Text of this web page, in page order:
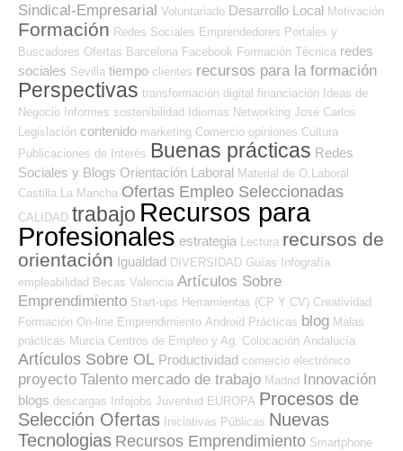
Sindical-Empresarial Voluntariado Desarrollo Local Motivación
Formación Redes Sociales Emprendedores Portales y
Buscadores Ofertas Barcelona Facebook Formación Técnica redes
sociales Sevilla tiempo clientes recursos para la formación
Perspectivas transformación digital financiación
Ideas de
Negocio Informes sostenibilidad Idiomas Networking José Carlos
Legislación contenido marketing Comercio opiniones Cultura
Publicaciones de Interés Buenas prácticas Redes
Sociales y Blogs Orientación Laboral Material de O.Laboral
Castilla La Mancha Ofertas Empleo Seleccionadas
CALIDAD trabajo Recursos para
Profesionales estrategia Lectura recursos de
orientación Igualdad DIVERSIDAD Guías
Infografía
empleabilidad Becas Valencia Artículos Sobre
Emprendimiento Start-ups Herramientas (CP Y CV) Creatividad
Formación On-line Emprendimiento Android Prácticas blog Malas
prácticas Murcia Centros de Empleo y Ag. Colocación Andalucía
Artículos Sobre OL Productividad comercio electrónico
proyecto Talento mercado de trabajo Madrid Innovación
blogs descargas Infojobs Juventud EUROPA Procesos de
Selección Ofertas Iniciativas Públicas Nuevas
Tecnologias Recursos Emprendimiento Smartphone